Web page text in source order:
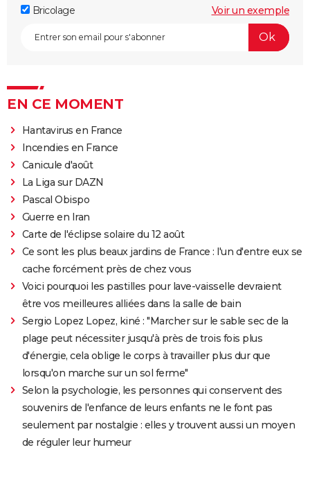
Bricolage
Voir un exemple
EN CE MOMENT
Hantavirus en France
Incendies en France
Canicule d'août
La Liga sur DAZN
Pascal Obispo
Guerre en Iran
Carte de l'éclipse solaire du 12 août
Ce sont les plus beaux jardins de France : l'un d'entre eux se
cache forcément près de chez vous
Voici pourquoi les pastilles pour lave-vaisselle devraient
être vos meilleures alliées dans la salle de bain
Sergio Lopez Lopez, kiné : "Marcher sur le sable sec de la
plage peut nécessiter jusqu'à près de trois fois plus
d'énergie, cela oblige le corps à travailler plus dur que
lorsqu'on marche sur un sol ferme"
Selon la psychologie, les personnes qui conservent des
souvenirs de l'enfance de leurs enfants ne le font pas
seulement par nostalgie : elles y trouvent aussi un moyen
de réguler leur humeur